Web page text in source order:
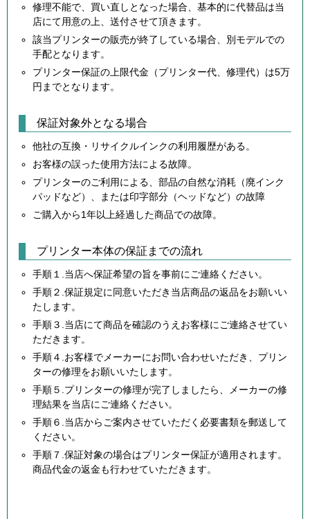
修理不能で、買い直しとなった場合、基本的に代替品は当
店にて用意の上、送付させて頂きます。
該当プリンターの販売が終了している場合、別モデルでの
手配となります。
プリンター保証の上限代金（プリンター代、修理代）は5万
円までとなります。
保証対象外となる場合
他社の互換・リサイクルインクの利用履歴がある。
お客様の誤った使用方法による故障。
プリンターのご利用による、部品の自然な消耗（廃インク
パッドなど）、または印字部分（ヘッドなど）の故障
ご購入から1年以上経過した商品での故障。
プリンター本体の保証までの流れ
手順１.当店へ保証希望の旨を事前にご連絡ください。
手順２.保証規定に同意いただき当店商品の返品をお願いい
たします。
手順３.当店にて商品を確認のうえお客様にご連絡させてい
ただきます。
手順４.お客様でメーカーにお問い合わせいただき、プリン
ターの修理をお願いいたします。
手順５.プリンターの修理が完了しましたら、メーカーの修
理結果を当店にご連絡ください。
手順６.当店からご案内させていただく必要書類を郵送して
ください。
手順７.保証対象の場合はプリンター保証が適用されます。
商品代金の返金も行わせていただきます。